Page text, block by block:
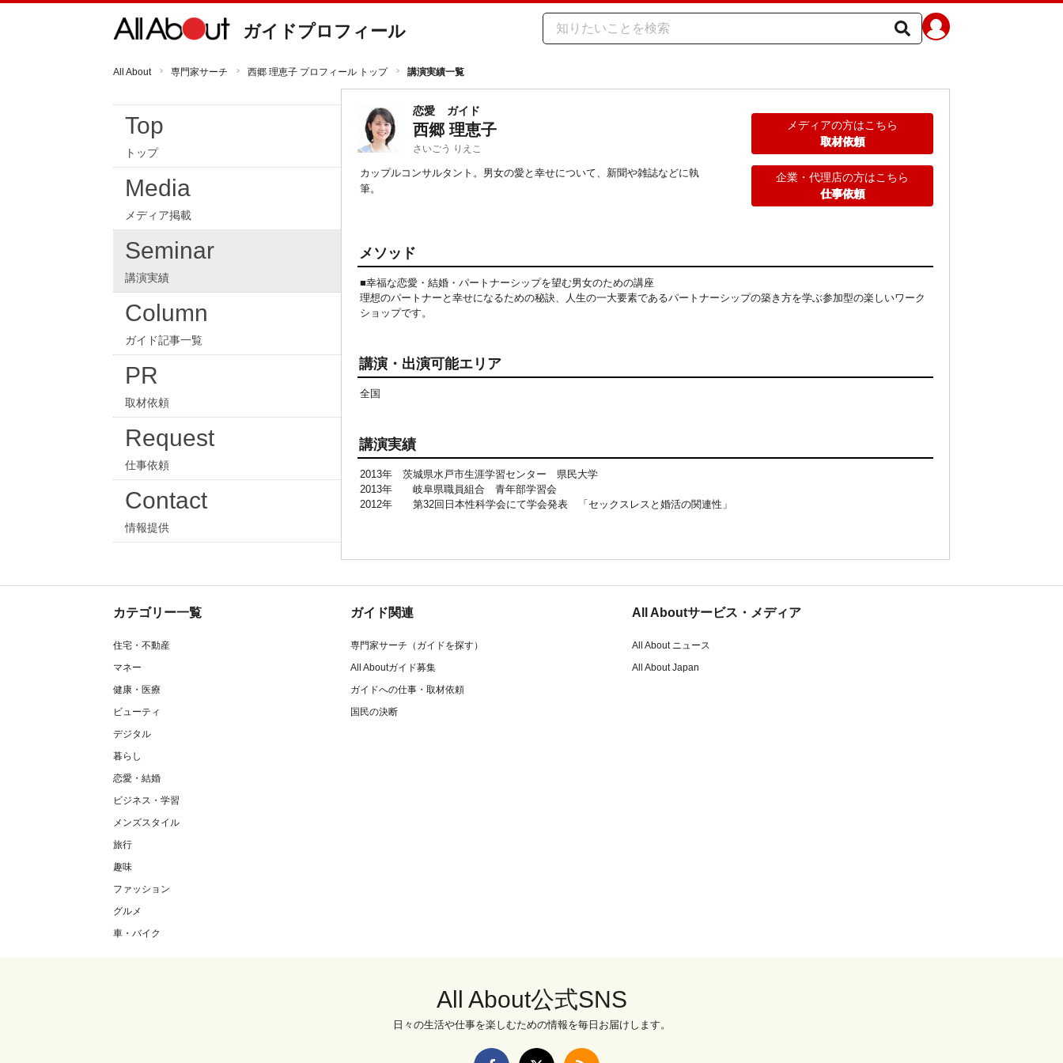
ガイドプロフィール
All About 専門家サーチ 西郷 理恵子 プロフィール トップ 講演実績一覧
Top
トップ
Media
メディア掲載
Seminar
講演実績
Column
ガイド記事一覧
PR
取材依頼
Request
仕事依頼
Contact
情報提供
恋愛 ガイド
西郷 理恵子
さいごう りえこ
カップルコンサルタント。男女の愛と幸せについて、新聞や雑誌などに執
筆。
メディアの方はこちら
取材依頼
企業・代理店の方はこちら
仕事依頼
メソッド
■幸福な恋愛・結婚・パートナーシップを望む男女のための講座
理想のパートナーと幸せになるための秘訣、人生の一大要素であるパートナーシップの築き方を学ぶ参加型の楽しいワーク
ショップです。
講演・出演可能エリア
全国
講演実績
2013年 茨城県水戸市生涯学習センター 県民大学
2013年 岐阜県職員組合 青年部学習会
2012年 第32回日本性科学会にて学会発表 「セックスレスと婚活の関連性」
カテゴリー一覧
住宅・不動産
マネー
健康・医療
ビューティ
デジタル
暮らし
恋愛・結婚
ビジネス・学習
メンズスタイル
旅行
趣味
ファッション
グルメ
車・バイク
ガイド関連
専門家サーチ（ガイドを探す）
All Aboutガイド募集
ガイドへの仕事・取材依頼
国民の決断
All Aboutサービス・メディア
All About ニュース
All About Japan
All About公式SNS
日々の生活や仕事を楽しむための情報を毎日お届けします。